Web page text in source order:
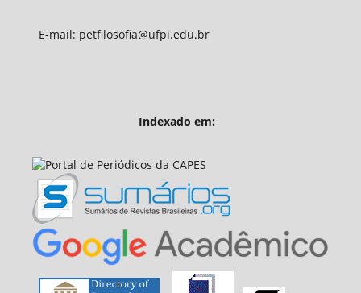
E-mail: petfilosofia@ufpi.edu.br
Indexado em: